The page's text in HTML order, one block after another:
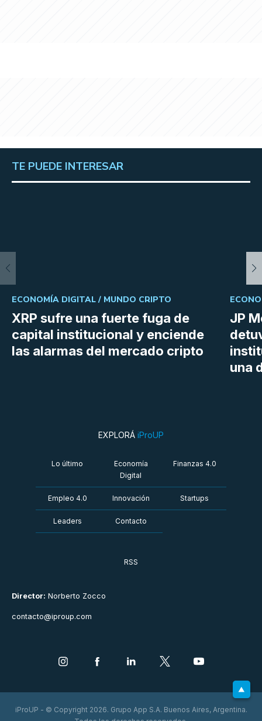
TE PUEDE INTERESAR
XRP sufre una fuerte fuga de
capital institucional y enciende
las alarmas del mercado cripto
ECONOMÍA DIGITAL / MUNDO CRIPTO
JP
una
Director: Norberto Zocco
contacto@iproup.com
EXPLORÁ iProUP
Lo último
Economía
Digital
Finanzas 4.0
Empleo 4.0 Innovación Startups
Leaders Contacto
RSS
iProUP - © Copyright 2026. Grupo App S.A. Buenos Aires, Argentina.